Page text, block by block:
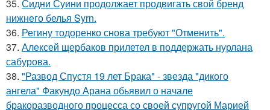
35. Сидни Суини продолжает продвигать свой бренд
нижнего белья Syrn.
36. Регину тодоренко снова требуют "Отменить".
37. Алексей щербаков прилетел в поддержать нурлана
сабурова.
38. "Развод Спустя 19 лет Брака" - звезда "дикого
ангела" Факундо Арана обьявил о начале
бракоразводного процесса со своей супругой Марией